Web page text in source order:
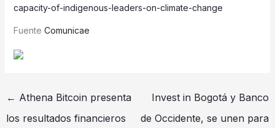
capacity-of-indigenous-leaders-on-climate-change
Fuente Comunicae
← Athena Bitcoin presenta
los resultados financieros
Invest in Bogotá y Banco
de Occidente, se unen para